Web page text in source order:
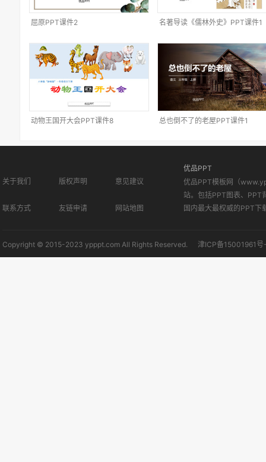
屈原PPT课件2 名著导读《儒林外史》PPT课件1
动物王国开大会PPT课件8 总也倒不了的老屋PPT课件1
关于我们 版权声明 意见建议
联系方式 友链申请 网站地图
优品PPT
优品PPT模板网（
站。包括PPT图表、PPT
国内最大最权威的PPT下
Copyright © 2015-2023 ypppt.com All Rights Reserved. 津ICP备15001961号